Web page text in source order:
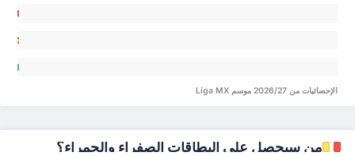
0
0
الإحصائيات من 2026/27 موسم Liga MX
من سيحصل على البطاقات الصفراء والحمراء؟